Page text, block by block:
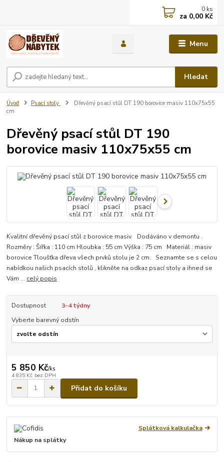
Menu
Hledat
0 ks
za 0,00 Kč
Úvod Psací stoly
Dřevěný psací stůl DT 190 borovice masiv 110x75x55
cm
Dřevěný psací stůl DT 190
borovice masiv 110x75x55 cm
Kvalitní dřevěný psací stůl z borovice masiv. Dodáváno v demontu .
Rozměry : Šířka : 110 cm Hloubka : 55 cm Výška : 75 cm Materiál : masiv
borovice Tloušťka dřeva všech prvků stolu je 2 cm. Seznamte se s celou
nabídkou našich psacích stolů , klikněte na odkaz psací stoly a ihned se
Vám ... celý popis
Dostupnost
3-4 týdny
Vyberte barevný odstín
5 850 Kč/ks
4 835 Kč bez DPH
Přidat do košíku
Splátková kalkulačka
Nákup na splátky